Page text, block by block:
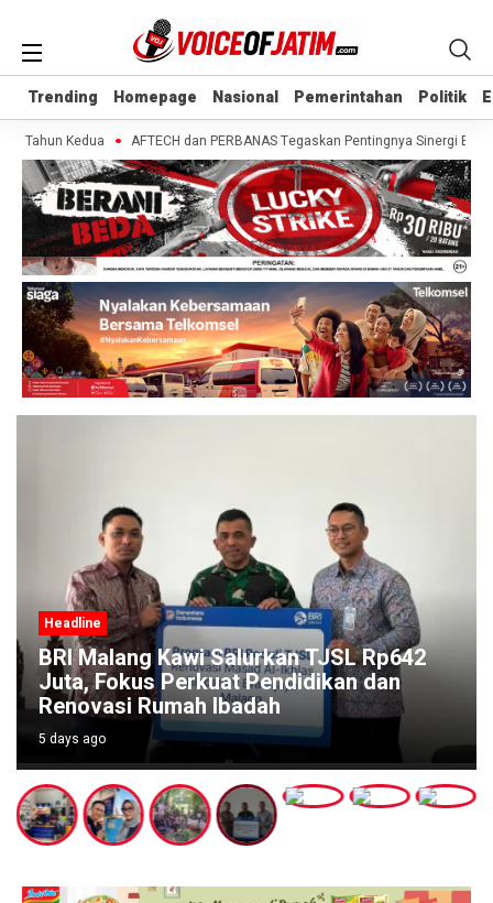
Trending Homepage Nasional Pemerintahan Politik
Trending Homepage Nasional Pemerintahan Politik
Kedua AFTECH dan PERBANAS Tegaskan Pentingnya Sinergi Bank-
Headline
AgenBRILink Jadi Tulang Punggung
Layanan Perbankan, BRI Malang Sutoyo
Raih Sales Volume Rp472 Miliar
6 days ago